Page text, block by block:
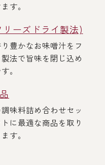
す。
ーズドライ製法)
豊かなお味噌汁をフ
法で旨味を閉じ込め
。
味料詰め合わせセッ
に最適な商品を取り
す。